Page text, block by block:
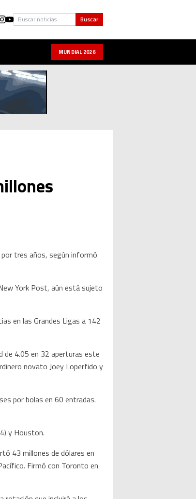
Buscar Buscar
MUNDIAL 2026
por tres años, según informó
York Post, aún está sujeto
en las Grandes Ligas a 142
de 4.05 en 32 aperturas este
novato Joey Loperfido y
por bolas en 60 entradas.
y Houston.
43 millones de dólares en
Firmó con Toronto en